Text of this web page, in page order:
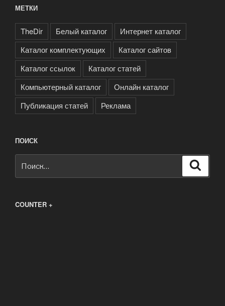
МЕТКИ
TheDir Белый каталог
Интернет каталог
Каталог комплектующих
Каталог сайтов
Каталог ссылок
Каталог статей
Компьютерный каталог
Онлайн каталог
Публикация статей
Реклама
ПОИСК
COUNTER +